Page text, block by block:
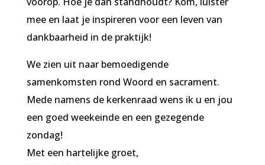
mee en laat je inspireren voor een leven van
dankbaarheid in de praktijk!
We zien uit naar bemoedigende
samenkomsten rond Woord en sacrament.
Mede namens de kerkenraad wens ik u en jou
een goed weekeinde en een gezegende
zondag!
Met een hartelijke groet,